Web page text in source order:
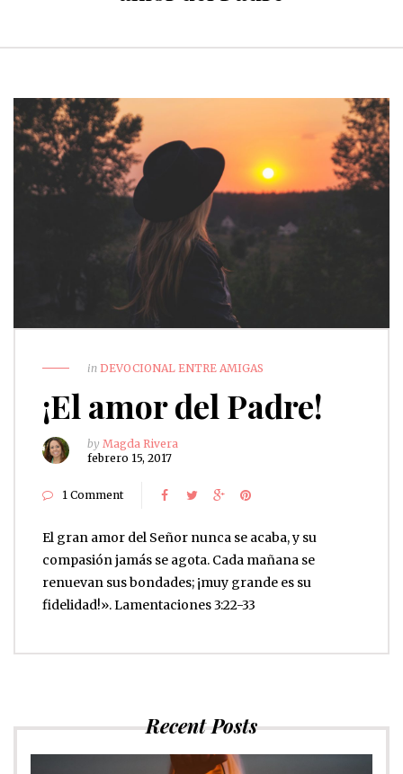
in DEVOCIONAL ENTRE AMIGAS
¡El amor del Padre!
by Magda Rivera
febrero 15, 2017
1 Comment
El gran amor del Señor nunca se acaba, y su
compasión jamás se agota. Cada mañana se
renuevan sus bondades; ¡muy grande es su
fidelidad!». Lamentaciones 3:22-33
Recent Posts